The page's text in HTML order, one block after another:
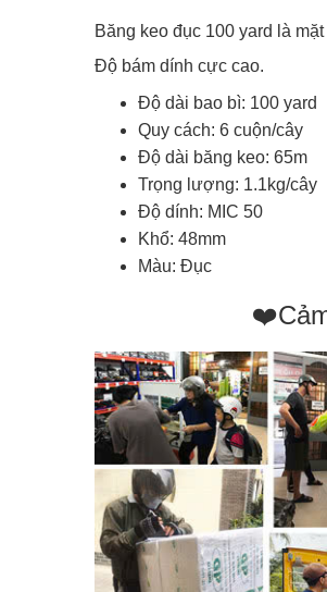
Băng keo đục 100 yard là
Độ bám dính cực cao.
Độ dài bao bì: 100 yard
Quy cách: 6 cuộn/cây
Độ dài băng keo: 65m
Trọng lượng: 1.1kg/cây
Độ dính: MIC 50
Khổ: 48mm
Màu: Đục